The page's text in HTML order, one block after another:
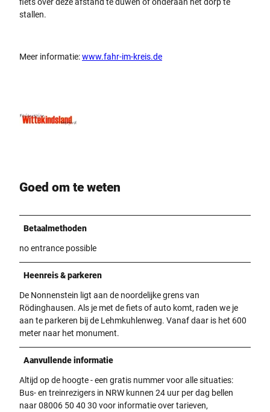
stallen.
Meer informatie:www.fahr-im-kreis.de
Goed om te weten
Betaalmethoden
no entrance possible
Heenreis & parkeren
De Nonnenstein ligt aan de noordelijke grens van
Rödinghausen. Als je met de fiets of auto komt, raden we je
aan te parkeren bij de Lehmkuhlenweg. Vanaf daar is het 600
meter naar het monument.
Aanvullende informatie
Altijd op de hoogte - een gratis nummer voor alle situaties:
Bus- en treinrezigers in NRW kunnen 24 uur per dag bellen
naar 08006 50 40 30 voor informatie over tarieven,